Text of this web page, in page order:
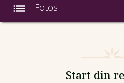
Fotos
Start din